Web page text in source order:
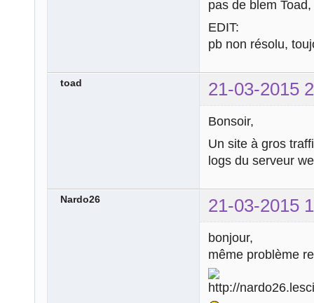
pas de blem
EDIT:
pb non résolu,
toad 21-03-2015
Bonsoir,
Un site à gros
logs du serveur
Nardo26 21-03-2015
bonjour,
même problème